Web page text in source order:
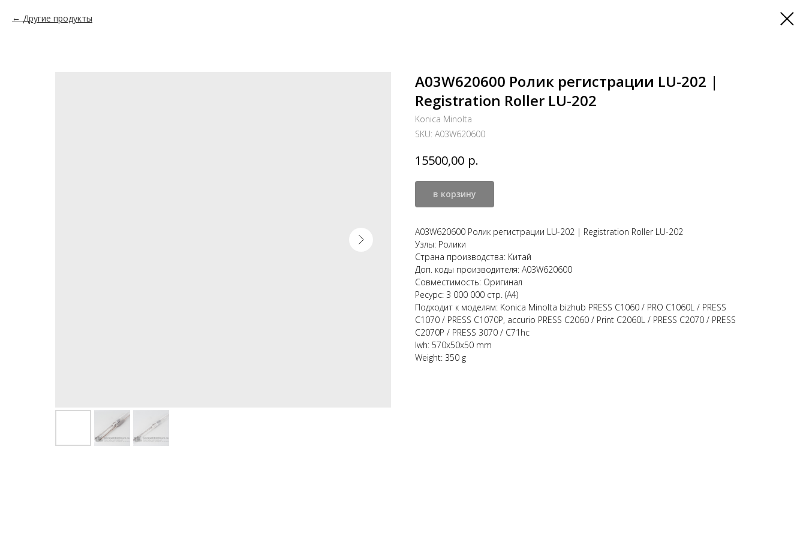
Другие продукты
A03W620600 Ролик регистрации LU-202 |
Registration Roller LU-202
Konica Minolta
SKU: A03W620600
15500,00 р.
в корзину
A03W620600 Ролик регистрации LU-202 | Registration Roller LU-202
Узлы: Ролики
Страна производства: Китай
Доп. коды производителя: A03W620600
Совместимость: Оригинал
Ресурс: 3 000 000 стр. (А4)
Подходит к моделям: Konica Minolta bizhub PRESS C1060 / PRO C1060L / PRESS
C1070 / PRESS C1070P, accurio PRESS C2060 / Print C2060L / PRESS C2070 / PRESS
C2070P / PRESS 3070 / C71hc
lwh: 570x50x50 mm
Weight: 350 g